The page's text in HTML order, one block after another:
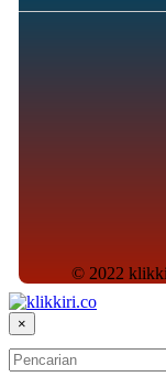
© 2022
×